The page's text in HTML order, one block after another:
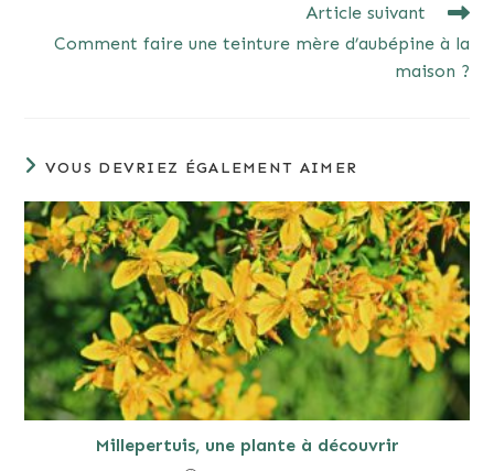
Article suivant
Comment faire une teinture mère d’aubépine à la
maison ?
VOUS DEVRIEZ ÉGALEMENT AIMER
Millepertuis, une plante à découvrir